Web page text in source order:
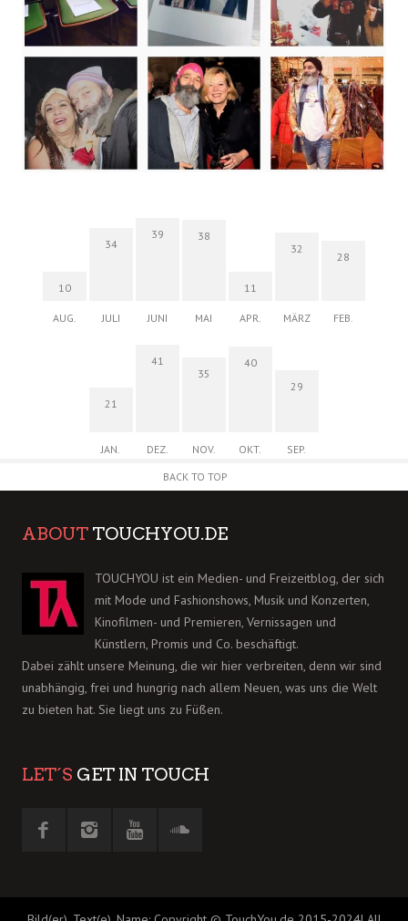
10
AUG.
34
JULI
39
JUNI
38
MAI
11
APR.
32
MÄRZ
28
FEB.
21
JAN.
41
DEZ.
35
NOV.
40
OKT.
29
SEP.
BACK TO TOP
ABOUT TOUCHYOU.DE
TOUCHYOU ist ein Medien- und Freizeitblog, der sich
mit Mode und Fashionshows, Musik und Konzerten,
Kinofilmen- und Premieren, Vernissagen und
Künstlern, Promis und Co. beschäftigt.
Dabei zählt unsere Meinung, die wir hier verbreiten, denn wir sind
unabhängig, frei und hungrig nach allem Neuen, was uns die Welt
zu bieten hat. Sie liegt uns zu Füßen.
LET´S GET IN TOUCH